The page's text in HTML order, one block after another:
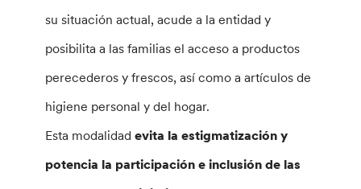
su situación actual, acude a la entidad y
posibilita a las familias el acceso a productos
perecederos y frescos, así como a artículos de
higiene personal y del hogar.
Esta modalidadevita la estigmatización y
potencia la participación e inclusión de las